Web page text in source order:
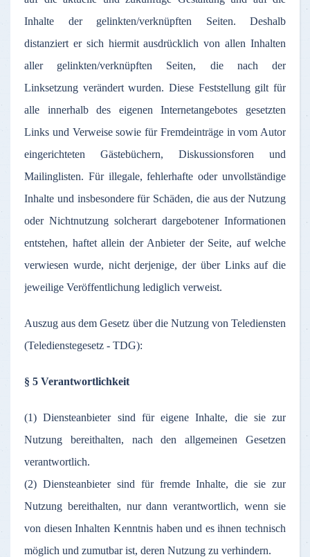
Inhalte
der gelinkten/verknüpften Seiten. Deshalb
distanziert er sich hiermit ausdrücklich vonallen Inhalten
aller
gelinkten/verknüpften Seiten, die nach
der
Linksetzung verändert wurden.Diese Feststellunggiltfür
alle
innerhalbdes eigenen Internetangebotes
gesetzten
Links und Verweise sowie für Fremdeinträgeinvom Autor
eingerichteten
Gästebüchern, Diskussionsforen und
Mailinglisten. Für illegale,fehlerhafte oder unvollständige
Inhalte und insbesondere für Schäden, die aus der Nutzung
oder Nichtnutzung solcherart dargebotener Informationen
entstehen, haftet allein der Anbieter der Seite, auf welche
verwiesen wurde, nicht derjenige, der überLinksaufdie
jeweilige Veröffentlichung lediglich verweist.
Auszug aus dem Gesetz über die Nutzung von Telediensten
(Teledienstegesetz - TDG):
§ 5 Verantwortlichkeit
(1) Diensteanbieter sind für eigene Inhalte, die sie zur
Nutzung bereithalten, nach den allgemeinen Gesetzen
verantwortlich.
(2) Diensteanbieter sind für fremde Inhalte, die sie zur
Nutzung bereithalten, nur dann verantwortlich, wenn sie
von diesen Inhalten Kenntnis haben und es ihnen technisch
möglich und zumutbar ist, deren Nutzung zu verhindern.